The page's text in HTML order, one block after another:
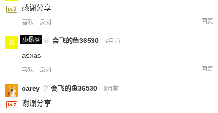
感谢分享
喜欢 反对 回复
小黑屋
a0987 @ 会飞的鱼36530 9月前
asxas
喜欢 反对 回复
carey @ 会飞的鱼36530 8月前
谢谢分享